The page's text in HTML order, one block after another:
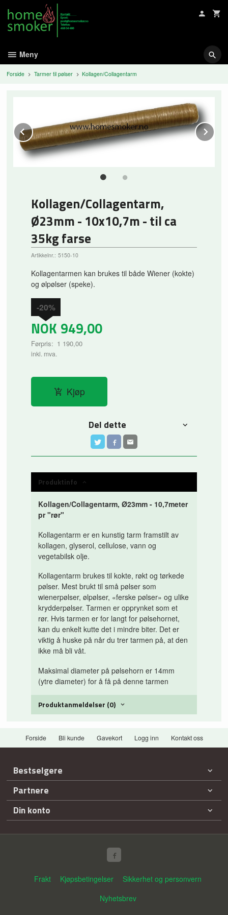
innholdet
Meny
Forside Tarmer til pølser Kollagen/Collagentarm
Prev
Kollagen/Collagentarm,
Ø23mm - 10x10,7m - til ca
35kg farse
Artikkelnr.: 5150-10
Kollagentarmen kan brukes til både Wiener (kokte)
og ølpølser (speke).
NOK 949,00
Førpris: 1 190,00
Rabatt
-20%
inkl. mva.
Kjøp
Del dette
Produktinfo
Kollagen/Collagentarm, Ø23mm - 10,7meter
pr "rør"
Kollagentarm er en kunstig tarm framstilt av
kollagen, glyserol, cellulose, vann og
vegetabilsk olje.
Kollagentarm brukes til kokte, røkt og tørkede
pølser. Mest brukt til små pølser som
wienerpølser, ølpølser, «ferske pølser» og ulike
krydderpølser. Tarmen er opprynket som et
rør. Hvis tarmen er for langt for pølsehornet,
kan du enkelt kutte det i mindre biter. Det er
viktig å huske på når du trer tarmen på, at den
ikke må bli våt.
Maksimal diameter på pølsehorn er 14mm
(ytre diameter) for å få på denne tarmen
Produktanmeldelser (0)
Forside Bli kunde Gavekort Logg inn Kontakt oss
Bestselgere
Partnere
Din konto
Frakt Kjøpsbetingelser
Sikkerhet og personvern
Nyhetsbrev